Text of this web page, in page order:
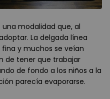
modalidad que, al
La delgada línea
y muchos se veían
de tener que trabajar
de fondo a los niños a la
parecía evaporarse.